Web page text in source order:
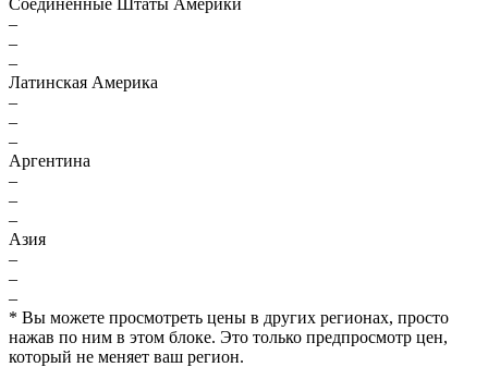
Соединённые Штаты Америки
–
–
–
Латинская Америка
–
–
–
Аргентина
–
–
–
Азия
–
–
–
* Вы можете просмотреть цены в других регионах, просто
нажав по ним в этом блоке. Это только предпросмотр цен,
который не меняет ваш регион.